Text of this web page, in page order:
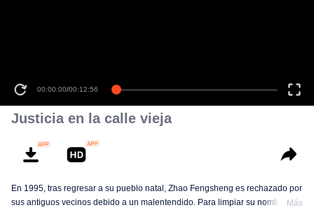
Justicia en la calle vieja
En 1995, tras regresar a su pueblo natal, Zhao Fengsheng es rechazado por
sus antiguos vecinos debido a un malentendido. Para limpiar su nombre,Más